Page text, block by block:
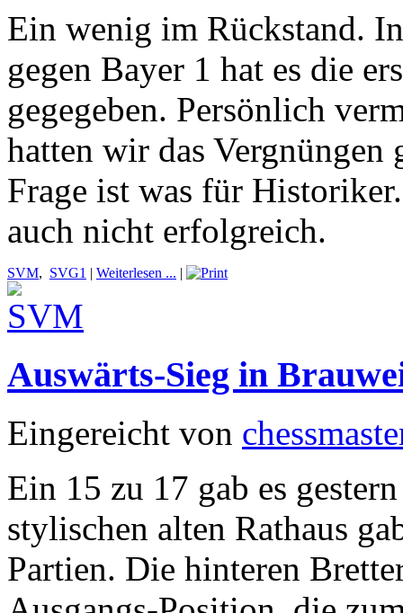
Ein wenig im Rückstand.
gegen Bayer 1 hat es die
gegegeben. Persönlich
hatten wir das Vergnüngen
Frage ist was für
auch nicht erfolgreich.
SVM, SVG1 | Weiterlesen ... |
Auswärts-Sieg in
Eingereicht von
Ein 15 zu 17 gab es
stylischen alten Rathaus
Partien. Die hinteren